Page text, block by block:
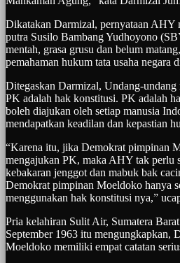
Dikatakan Darmizal, pernyataan AHY
putra Susilo Bambang Yudhoyono
mentah, grasa grusu dan belum
pemahaman hukum tata usaha negara
Ditegaskan Darmizal, Undang-undang
PK adalah hak konstitusi. PK adalah
boleh diajukan oleh setiap manusia
mendapatkan keadilan dan kepastian
“Karena itu, jika Demokrat pimpinan
mengajukan PK, maka AHY tak perlu
kebakaran jenggot dan mabuk bak
Demokrat pimpinan Moeldoko hanya
menggunakan hak konstitusi nya,”
Pria kelahiran Sulit Air, Sumatera
September 1963 itu mengungkapkan,
Moeldoko memiliki empat catatan